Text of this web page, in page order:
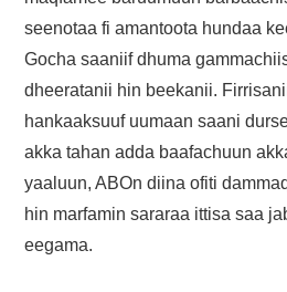
seenotaa fi amantoota hundaa
Gocha saaniif dhuma
dheeratanii hin beekanii.
hankaaksuuf uumaan saani
akka tahan adda baafachuun
yaaluun, ABOn diina ofiti
hin marfamin sararaa ittisa saa
eegama.